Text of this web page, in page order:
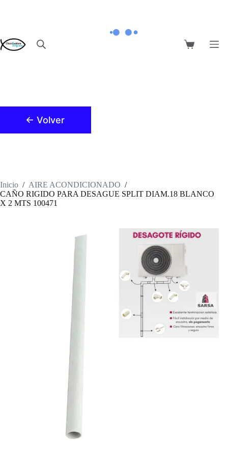
Carro
← Volver
Inicio / AIRE ACONDICIONADO /
CAÑO RIGIDO PARA DESAGUE SPLIT DIAM.18 BLANCO
X 2 MTS 100471